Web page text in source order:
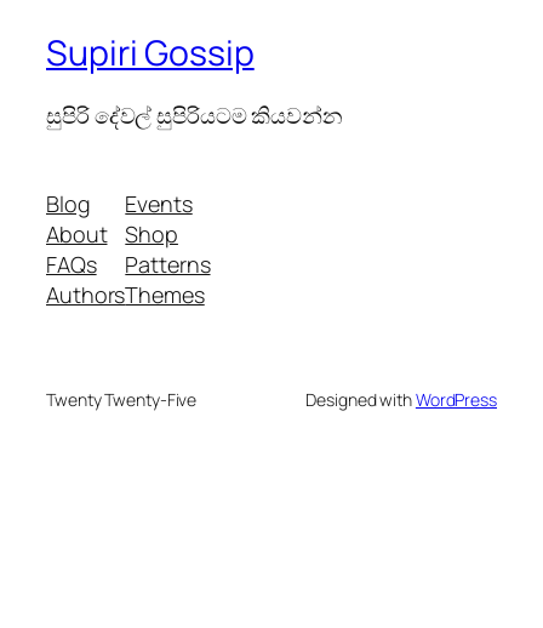
Supiri Gossip
සුපිරි දේවල් සුපිරියටම කියවන්න
Blog
About
FAQs
Authors
Events
Shop
Patterns
Themes
Twenty Twenty-Five Designed withWordPress